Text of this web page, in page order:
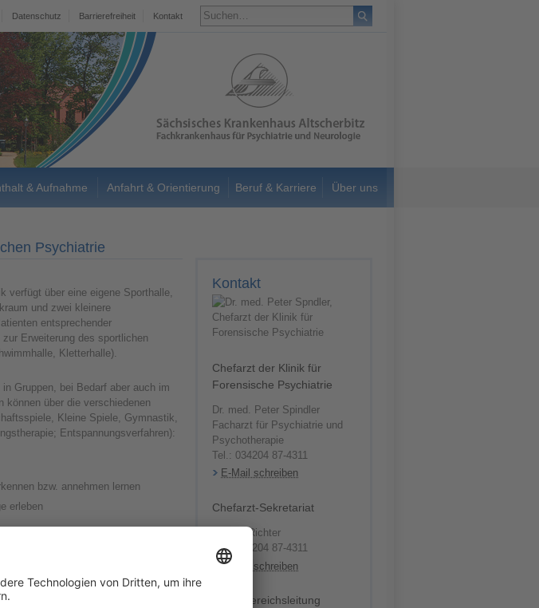
Datenschutz Barrierefreiheit Kontakt
& Aufnahme Anfahrt & Orientierung Beruf & Karriere Über uns
Psychiatrie
verfügt über eine eigene Sporthalle,
und zwei kleinere
entsprechender
Erweiterung des sportlichen
Kletterhalle).
Gruppen, bei Bedarf aber auch im
können über die verschiedenen
Kleine Spiele, Gymnastik,
Entspannungsverfahren):
bzw. annehmen lernen
erleben
die Einhaltung von Normen und
anderer erlangen
Kontakt
Chefarzt der Klinik für
Forensische Psychiatrie
Dr. med. Peter Spindler
Facharzt für Psychiatrie und
Psychotherapie
Tel.: 034204 87-4311
E-Mail schreiben
Chefarzt-Sekretariat
Bettina Richter
Tel.: 034204 87-4311
E-Mail schreiben
Pflegebereichsleitung